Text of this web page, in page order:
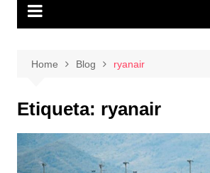
Home Blog ryanair
Etiqueta: ryanair